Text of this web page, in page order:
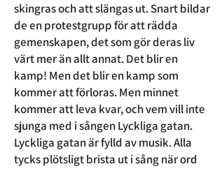
skingras och att slängas ut. Snart bildar
de en protestgrupp för att rädda
gemenskapen, det som gör deras liv
värt mer än allt annat. Det blir en
kamp! Men det blir en kamp som
kommer att förloras. Men minnet
kommer att leva kvar, och vem vill inte
sjunga med i sången Lyckliga gatan.
Lyckliga gatanär fylld av musik. Alla
tycks plötsligt brista ut i sång när ord